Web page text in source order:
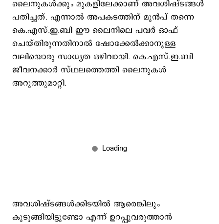
ലൈനുകൾക്കും മുകളിലേക്കാണ് അവശിഷ്ടങ്ങൾ
പതിച്ചത്. എന്നാൽ അപകടത്തിന് മുൻപ് തന്നെ
കെ.എസ്.ഇ.ബി ഈ ലൈനിലെ പവർ ഓഫ്
ചെയ്തിരുന്നതിനാൽ ഷോക്കേൽക്കാനുള്ള
വലിയൊരു സാധ്യത ഒഴിവായി. കെ.എസ്.ഇ.ബി
ജീവനക്കാർ സ്ഥലത്തെത്തി ലൈനുകൾ
അറുത്തുമാറ്റി.
അവശിഷ്ടങ്ങൾക്കിടയിൽ ആരെങ്കിലും
കുടുങ്ങിയിട്ടുണ്ടോ എന്ന് ഉറപ്പുവരുത്താൻ